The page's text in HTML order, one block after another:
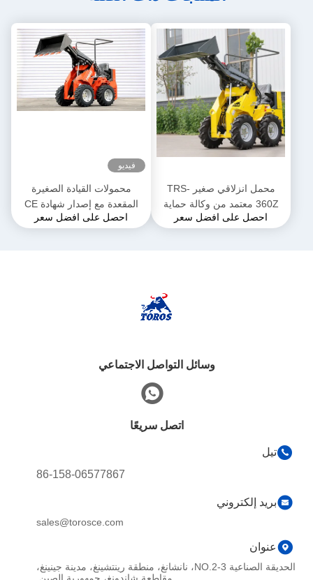
محمل انزلاقي صغير TRS-
360Z معتمد من وكالة حماية
البيئة (EPA) محمل صغير يعمل
احصل على افضل سعر
فيديو
محمولات القيادة الصغيرة
المقعدة مع إصدار شهادة CE
EURO 5
احصل على افضل سعر
وسائل التواصل الاجتماعي
اتصل سريعًا
تيل
86-158-06577867
بريد إلكتروني
sales@torosce.com
عنوان
الحديقة الصناعية NO.2-3، نانشانغ، منطقة رينتشينغ، مدينة جينينغ،
مقاطعة شاندونغ، جمهورية الصين.